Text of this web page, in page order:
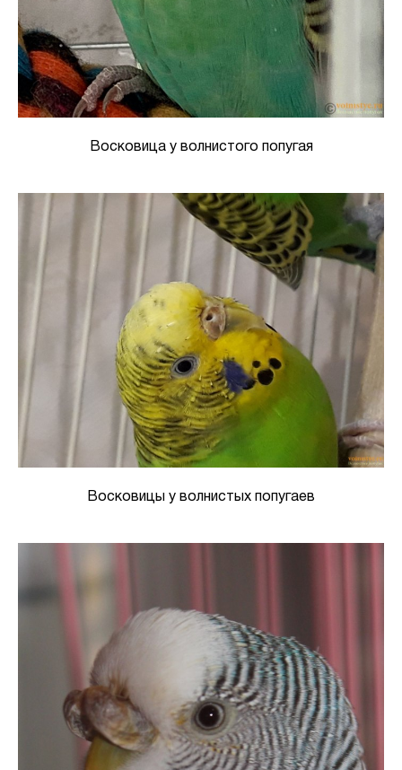
Восковица у волнистого попугая
Восковицы у волнистых попугаев